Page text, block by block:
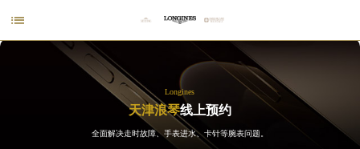

Longines
天津浪琴线上预约
全面解决走时故障、手表进水、卡针等腕表问题。